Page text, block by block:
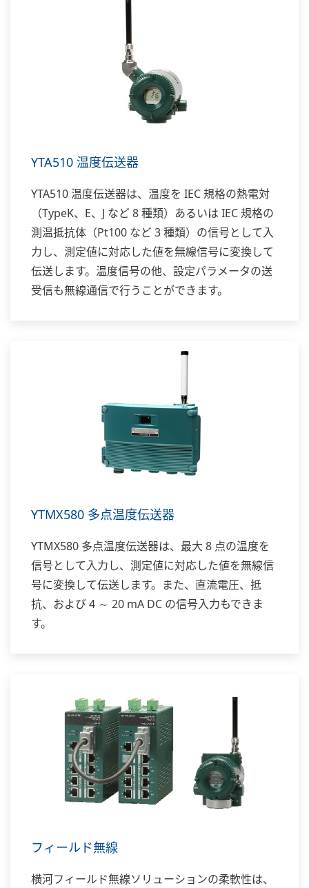
YTA510 温度伝送器
YTA510 温度伝送器は、温度を IEC 規格の熱電対
（TypeK、E、J など 8 種類）あるいは IEC 規格の
測温抵抗体（Pt100 など 3 種類）の信号として入
力し、測定値に対応した値を無線信号に変換して
伝送します。温度信号の他、設定パラメータの送
受信も無線通信で行うことができます。
YTMX580 多点温度伝送器
YTMX580 多点温度伝送器は、最大 8 点の温度を
信号として入力し、測定値に対応した値を無線信
号に変換して伝送します。また、直流電圧、抵
抗、および 4 ～ 20 mA DC の信号入力もできま
す。
フィールド無線
横河フィールド無線ソリューションの柔軟性は、